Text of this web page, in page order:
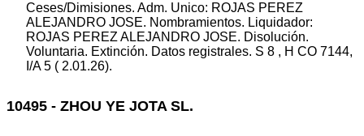
Ceses/Dimisiones. Adm. Unico: ROJAS PEREZ
ALEJANDRO JOSE. Nombramientos. Liquidador:
ROJAS PEREZ ALEJANDRO JOSE. Disolución.
Voluntaria. Extinción. Datos registrales. S 8 , H CO 7144,
I/A 5 ( 2.01.26).
10495 - ZHOU YE JOTA SL.